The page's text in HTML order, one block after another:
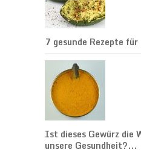
7 gesunde Rezepte
Ist dieses Gewürz die
unsere Gesundheit?...